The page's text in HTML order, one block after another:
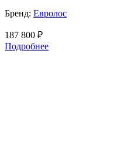
Бренд: Евролос
187 800 ₽
Подробнее